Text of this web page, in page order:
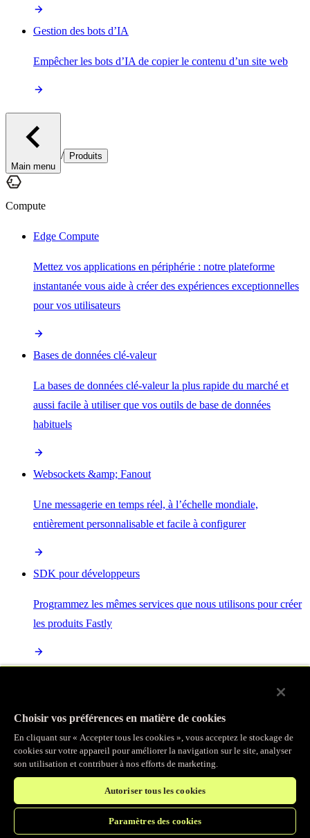
Gestion des bots d’IA
Empêcher les bots d’IA de copier le contenu d’un site web
Main menu
/ Produits
Compute
Edge Compute
Mettez vos applications en périphérie : notre plateforme
instantanée vous aide à créer des expériences exceptionnelles
pour vos utilisateurs
Bases de données clé-valeur
La bases de données clé-valeur la plus rapide du marché et
aussi facile à utiliser que vos outils de base de données
habituels
Websockets &amp; Fanout
Une messagerie en temps réel, à l’échelle mondiale,
entièrement personnalisable et facile à configurer
SDK pour développeurs
Programmez les mêmes services que nous utilisons pour créer
les produits Fastly
sur des normes ouvertes et intégrée à la suite complète de
produits Fastly
Accélérez vos charges de travail d’IA et gagnez en efficacité
Choisir vos préférences en matière de cookies
En cliquant sur « Accepter tous les cookies », vous acceptez le stockage de
cookies sur votre appareil pour améliorer la navigation sur le site, analyser
son utilisation et contribuer à nos efforts de marketing.
Autoriser tous les cookies
Paramètres des cookies